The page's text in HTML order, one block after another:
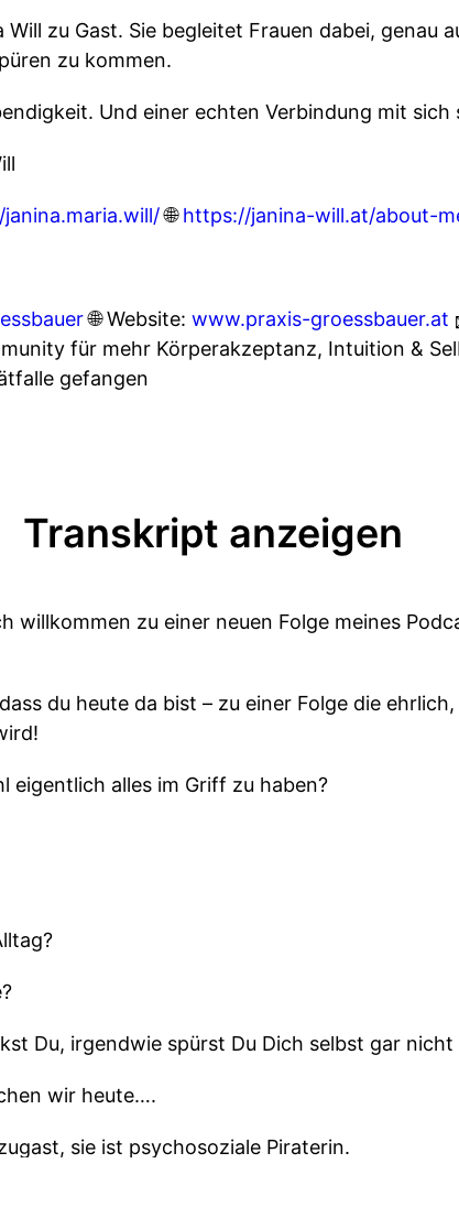
zu Gast. Sie begleitet Frauen dabei, genau
zu kommen.
Und einer echten Verbindung mit sich
🌐https://janina-will.at/about-
🌐 Website: www.praxis-groessbauer.at
für mehr Körperakzeptanz, Intuition &
gefangen
Transkript anzeigen
willkommen zu einer neuen Folge meines
du heute da bist – zu einer Folge die
eigentlich alles im Griff zu haben?
Du, irgendwie spürst Du Dich selbst gar
wir heute….
sie ist psychosoziale Piraterin.